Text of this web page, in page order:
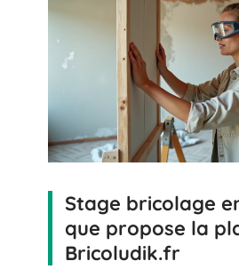
Stage bricolage
que propose la
Bricoludik.fr